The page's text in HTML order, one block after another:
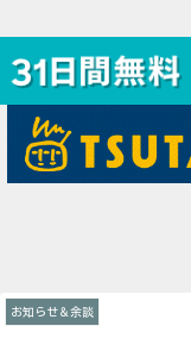
お知らせ＆余談